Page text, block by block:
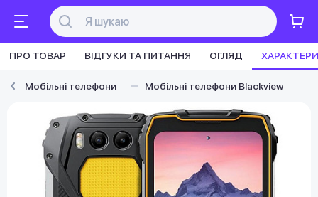
ПРО ТОВАР ВІДГУКИ ТА ПИТАННЯ ОГЛЯД
Мобільні телефони Мобільні телефони Blackview